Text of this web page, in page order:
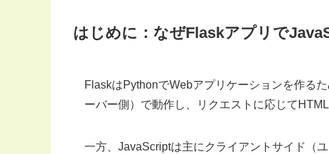
はじめに：なぜFlaskアプリで
FlaskはPythonでWebアプリケーションを作る
ーバー側）で動作し、リクエストに応じて
一方、JavaScriptは主にクライアントサイド（